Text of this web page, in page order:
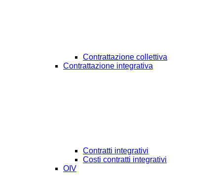
Contrattazione collettiva
Contrattazione integrativa
Contratti integrativi
Costi contratti integrativi
OIV